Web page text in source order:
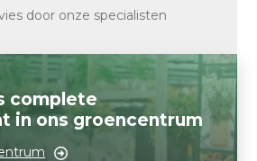
door onze specialisten
complete
in ons groencentrum